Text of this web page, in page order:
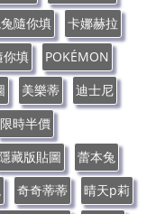
隨你填
卡娜赫拉
你填
POKÉMON
美樂蒂
迪士尼
限時半價
藏版貼圖
蕾本兔
奇奇蒂蒂
晴天p莉